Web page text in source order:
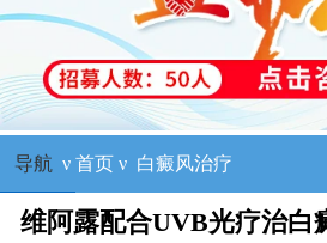
导航 ν 首页ν 白癜风治疗
维阿露配合UVB光疗治白